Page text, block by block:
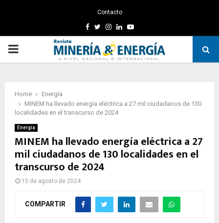
Contacto
Facebook
TwitterInstagram
LinkedinYoutube
PRIMARY
Home
Energía
MINEM ha llevado energía eléctrica a 27 mil ciudadanos de 130
localidades en el transcurso de 2024
Energía
MINEM ha llevado energía eléctrica a 27
mil ciudadanos de 130 localidades en el
transcurso de 2024
15 de agosto de 2024
COMPARTIR